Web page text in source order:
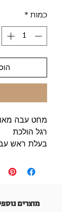
כמות *
מחט עבה
רגל הולכת
בעלת ראש
מוצרים